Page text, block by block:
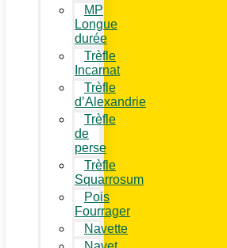
MP
Longue
durée
Trèfle
Incarnat
Trèfle
d’Alexandrie
Trèfle
de
perse
Trèfle
Squarrosum
Pois
Fourrager
Navette